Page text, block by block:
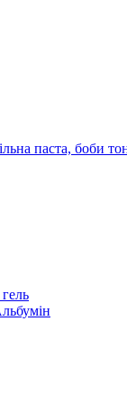
паста, боби